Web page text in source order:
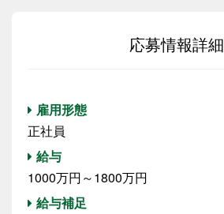
応募情報詳細
雇用形態
正社員
給与
1000万円～1800万円
給与補足